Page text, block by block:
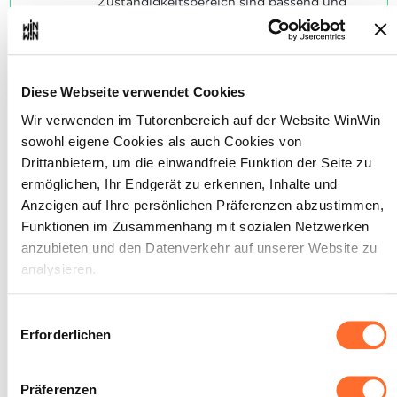
Diese Webseite verwendet Cookies
Wir verwenden im Tutorenbereich auf der Website WinWin
sowohl eigene Cookies als auch Cookies von
Drittanbietern, um die einwandfreie Funktion der Seite zu
ermöglichen, Ihr Endgerät zu erkennen, Inhalte und
Anzeigen auf Ihre persönlichen Präferenzen abzustimmen,
Funktionen im Zusammenhang mit sozialen Netzwerken
anzubieten und den Datenverkehr auf unserer Website zu
analysieren.
akzeptieren, ablehnen oder konfigurieren. Davon
ausgenommen sind Cookies, die für die Funktion der
Website unbedingt erforderlich sind. Eine Beschreibung der
Erforderlichen
Präferenzen
Die Erklärungen sind passend und ergeben
Sinn.
berücksichtigt.
3
Der/Die Auszubildende ist in
der Lage mit Angehörigen und
weiteren Bezugspersonen im
Kommunikation